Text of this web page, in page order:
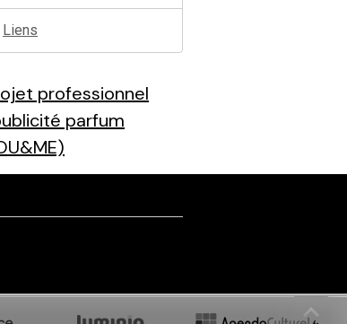
Liens
professionnel
parfum